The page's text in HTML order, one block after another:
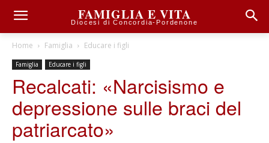
FAMIGLIA E VITA
Diocesi di Concordia-Pordenone
Home Famiglia Educare i figli
Famiglia Educare i figli
Recalcati: «Narcisismo e
depressione sulle braci del
patriarcato»